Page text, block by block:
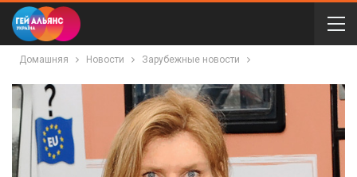
Домашняя Новости Зарубежные новости